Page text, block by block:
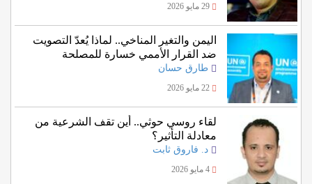
29 مايو 2026
اليمن والتغير المناخي.. لماذا يُعدّ التصويت
ضد القرار الأممي خسارة للمصلحة
اليمنية؟
طارق حسان
22 مايو 2026
لقاء روسي حوثي.. أين تقف الشرعية من
معادلة التأثير؟
د. فاروق ثابت
4 مايو 2026